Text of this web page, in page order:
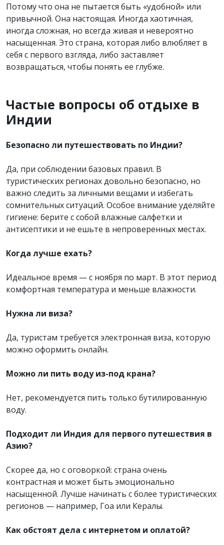
Потому что она не пытается быть «удобной» или
привычной. Она настоящая. Иногда хаотичная,
иногда сложная, но всегда живая и невероятно
насыщенная. Это страна, которая либо влюбляет в
себя с первого взгляда, либо заставляет
возвращаться, чтобы понять ее глубже.
Частые вопросы об отдыхе в
Индии
Безопасно ли путешествовать по Индии?
Да, при соблюдении базовых правил. В
туристических регионах довольно безопасно, но
важно следить за личными вещами и избегать
сомнительных ситуаций. Особое внимание уделяйте
гигиене: берите с собой влажные салфетки и
антисептики и не ешьте в непроверенных местах.
Когда лучше ехать?
Идеальное время — с ноября по март. В этот период
комфортная температура и меньше влажности.
Нужна ли виза?
Да, туристам требуется электронная виза, которую
можно оформить онлайн.
Можно ли пить воду из-под крана?
Нет, рекомендуется пить только бутилированную
воду.
Подходит ли Индия для первого путешествия в
Азию?
Скорее да, но с оговоркой: страна очень
контрастная и может быть эмоционально
насыщенной. Лучше начинать с более туристических
регионов — например, Гоа или Кералы.
Как обстоят дела с интернетом и оплатой?